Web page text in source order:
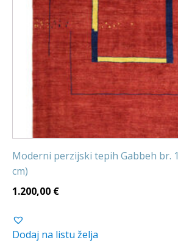
Moderni perzijski tepih Gabbeh br.
cm)
1.200,00 €
Dodaj na listu želja